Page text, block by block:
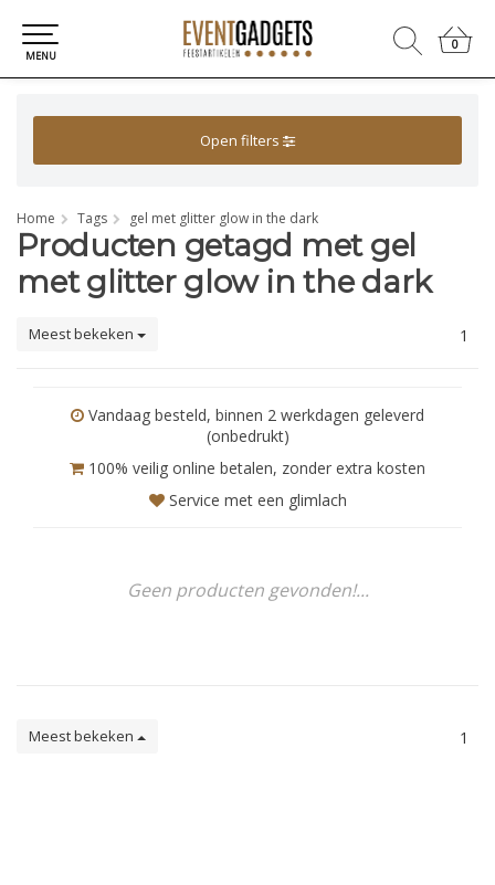
0
0
MENU
Open filters
Home Tags gel met glitter glow in the dark
Producten getagd met gel
met glitter glow in the dark
Meest bekeken 1
Vandaag besteld, binnen 2 werkdagen geleverd
(onbedrukt)
100% veilig online betalen, zonder extra kosten
Service met een glimlach
Geen producten gevonden!...
Meest bekeken 1